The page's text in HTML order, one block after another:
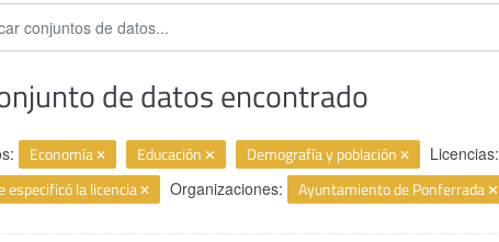
de datos encontrado
Economía Educación Demografía y población Licencias:
especificó la licencia Organizaciones: Ayuntamiento de Ponferrada